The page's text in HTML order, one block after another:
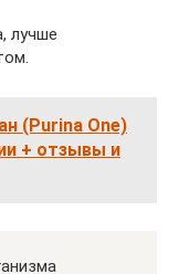
лучше
(Purina One)
+ отзывы и